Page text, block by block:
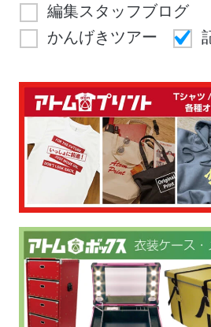
編集スタッフブログ
かんげきツアー